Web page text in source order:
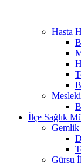
Hasta
İlçe Sağlık
Gemlik
Gürsu